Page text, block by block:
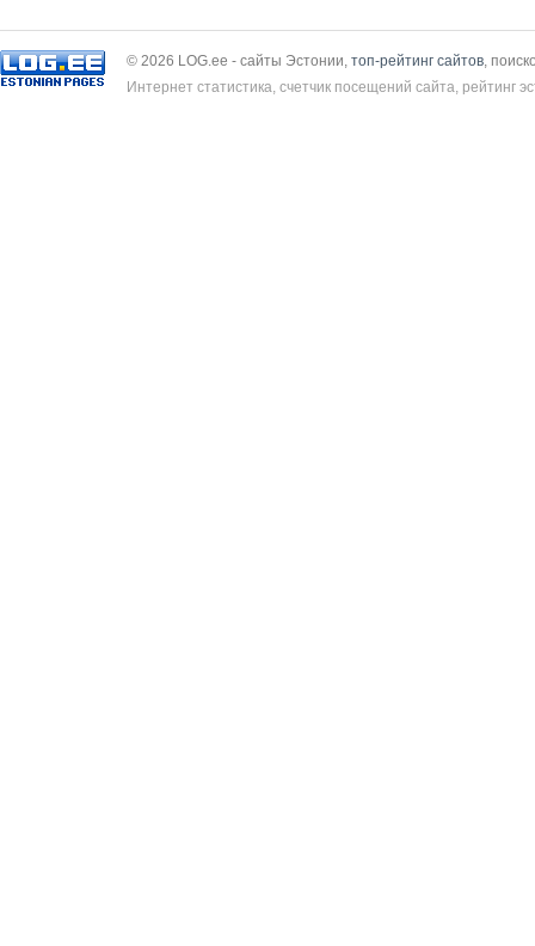
© 2026 LOG.ee - сайты Эстонии, топ-рейтинг сайтов ,
Интернет статистика, счетчик посещений сайта, рейтинг